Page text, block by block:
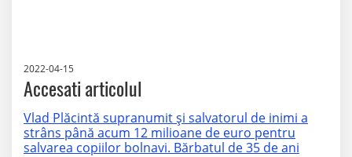
2022-04-15
Accesati articolul
Vlad Plăcintă supranumit şi salvatorul de inimi a
strâns până acum 12 milioane de euro pentru
salvarea copiilor bolnavi. Bărbatul de 35 de ani